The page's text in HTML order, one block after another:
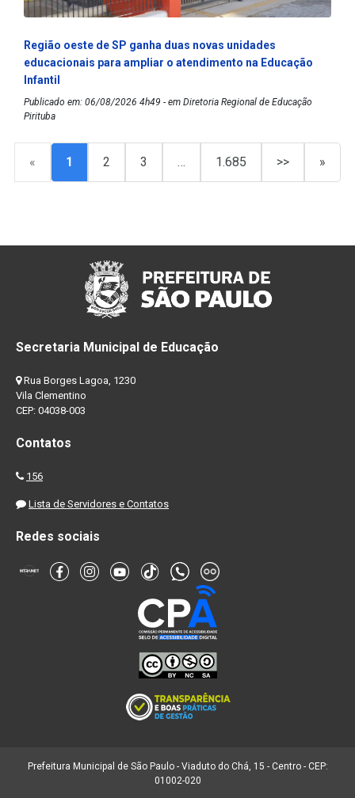
Região oeste de SP ganha duas novas unidades
educacionais para ampliar o atendimento na Educação
Infantil
Publicado em: 06/08/2026 4h49 - em Diretoria Regional de Educação
Pirituba
« 1 2 3 … 1.685 >> »
Secretaria Municipal de Educação
Rua Borges Lagoa, 1230
Vila Clementino
CEP: 04038-003
Contatos
156
Lista de Servidores e Contatos
Redes sociais
Prefeitura Municipal de São Paulo - Viaduto do Chá, 15 - Centro - CEP:
01002-020